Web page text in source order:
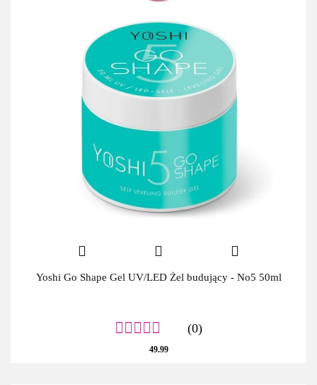
Yoshi Go Shape Gel UV/LED Żel budujący - No5 50ml
(0)
49.99